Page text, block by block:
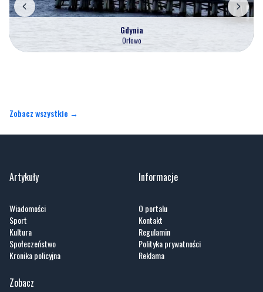
Gdynia
Orłowo
Zobacz wszystkie →
Artykuły
Wiadomości
Sport
Kultura
Społeczeństwo
Kronika policyjna
Informacje
O portalu
Kontakt
Regulamin
Polityka prywatności
Reklama
Zobacz